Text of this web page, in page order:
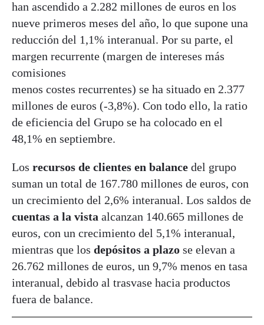
han ascendido a 2.282 millones de euros en los
nueve primeros meses del año, lo que supone una
reducción del 1,1% interanual. Por su parte, el
margen recurrente (margen de intereses más
comisiones
menos costes recurrentes) se ha situado en 2.377
millones de euros (-3,8%). Con todo ello, la ratio
de eficiencia del Grupo se ha colocado en el
48,1% en septiembre.
Los recursos de clientes en balance del grupo
suman un total de 167.780 millones de euros, con
un crecimiento del 2,6% interanual. Los saldos de
cuentas a la vista alcanzan 140.665 millones de
euros, con un crecimiento del 5,1% interanual,
mientras que los depósitos a plazo se elevan a
26.762 millones de euros, un 9,7% menos en tasa
interanual, debido al trasvase hacia productos
fuera de balance.